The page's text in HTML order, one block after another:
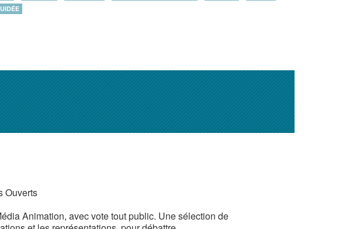
Ouverts
Animation, avec vote tout public. Une sélection de